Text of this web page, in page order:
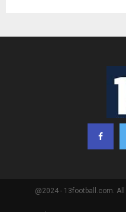
@2024 - 13football.com.